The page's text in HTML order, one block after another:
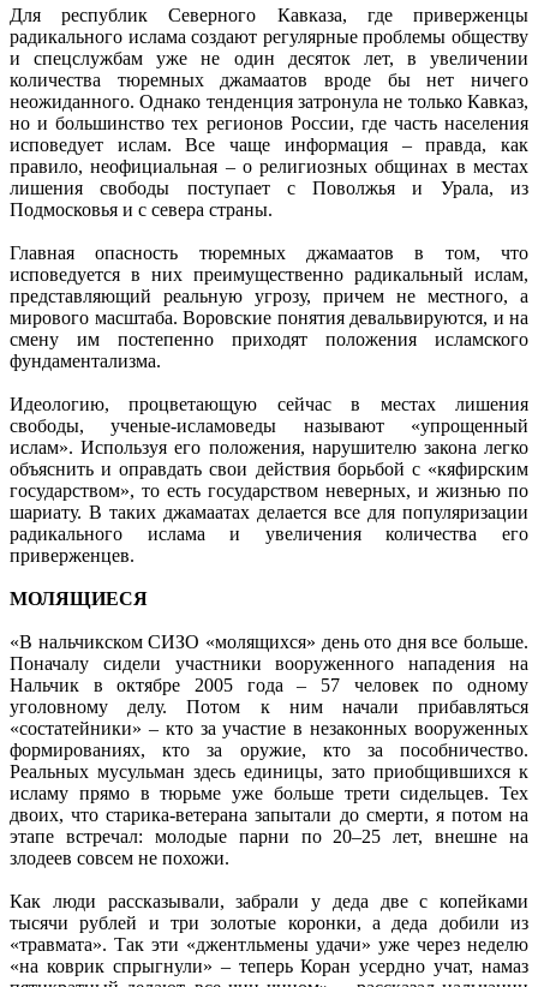
Для республик Северного Кавказа, где приверженцы
радикального ислама создают регулярные проблемы обществу
и спецслужбам уже не один десяток лет, в увеличении
количества тюремных джамаатов вроде бы нет ничего
неожиданного. Однако тенденция затронула не только Кавказ,
но и большинство тех регионов России, где часть населения
исповедует ислам. Все чаще информация – правда, как
правило, неофициальная – о религиозных общинах в местах
лишения свободы поступает с Поволжья и Урала, из
Подмосковья и с севера страны.
Главная опасность тюремных джамаатов в том, что
исповедуется в них преимущественно радикальный ислам,
представляющий реальную угрозу, причем не местного, а
мирового масштаба. Воровские понятия девальвируются, и на
смену им постепенно приходят положения исламского
фундаментализма.
Идеологию, процветающую сейчас в местах лишения
свободы, ученые-исламоведы называют «упрощенный
ислам». Используя его положения, нарушителю закона легко
объяснить и оправдать свои действия борьбой с «кяфирским
государством», то есть государством неверных, и жизнью по
шариату. В таких джамаатах делается все для популяризации
радикального ислама и увеличения количества его
приверженцев.
МОЛЯЩИЕСЯ
«В нальчикском СИЗО «молящихся» день ото дня все больше.
Поначалу сидели участники вооруженного нападения на
Нальчик в октябре 2005 года – 57 человек по одному
уголовному делу. Потом к ним начали прибавляться
«состатейники» – кто за участие в незаконных вооруженных
формированиях, кто за оружие, кто за пособничество.
Реальных мусульман здесь единицы, зато приобщившихся к
исламу прямо в тюрьме уже больше трети сидельцев. Тех
двоих, что старика-ветерана запытали до смерти, я потом на
этапе встречал: молодые парни по 20–25 лет, внешне на
злодеев совсем не похожи.
Как люди рассказывали, забрали у деда две с копейками
тысячи рублей и три золотые коронки, а деда добили из
«травмата». Так эти «джентльмены удачи» уже через неделю
«на коврик спрыгнули» – теперь Коран усердно учат, намаз